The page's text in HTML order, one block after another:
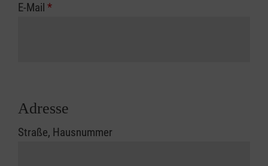
E-Mail *
Adresse
Straße, Hausnummer